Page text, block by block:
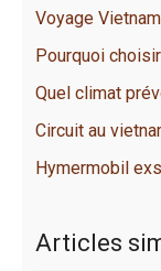
Voyage
Pourquoi
Quel climat
Circuit au
Hymermobil
Articles